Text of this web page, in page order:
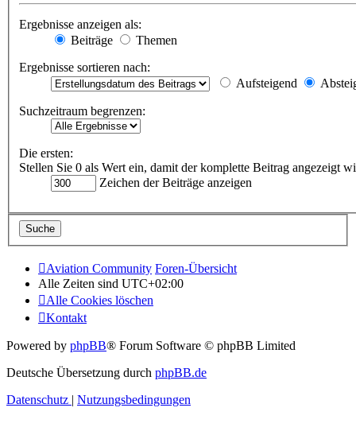
Ergebnisse anzeigen als:
Beiträge
Themen
Ergebnisse sortieren nach:
Aufsteigend
Suchzeitraum begrenzen:
Die ersten:
Stellen Sie 0 als Wert ein, damit der komplette Beitrag angezeigt
Zeichen der Beiträge anzeigen
Aviation Community Foren-Übersicht
Alle Zeiten sind UTC+02:00
Alle Cookies löschen
Kontakt
Powered by phpBB® Forum Software © phpBB Limited
Deutsche Übersetzung durch phpBB.de
Datenschutz | Nutzungsbedingungen